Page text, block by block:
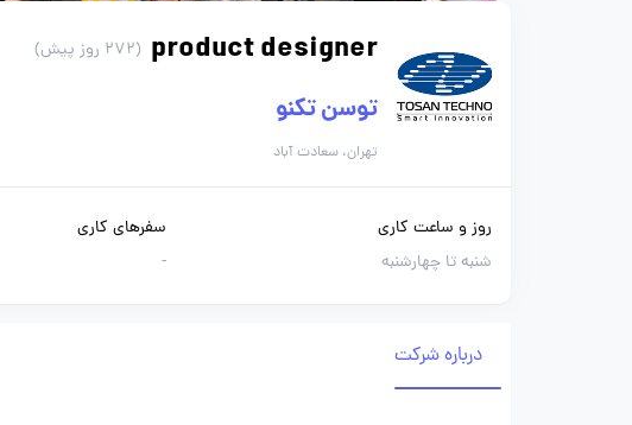
product designer (272 روز پیش)
توسن‌ تکنو
تهران، سعادت آباد
روز و ساعت کاری
شنبه تا چهارشنبه
سفرهای کاری
-
درباره شرکت